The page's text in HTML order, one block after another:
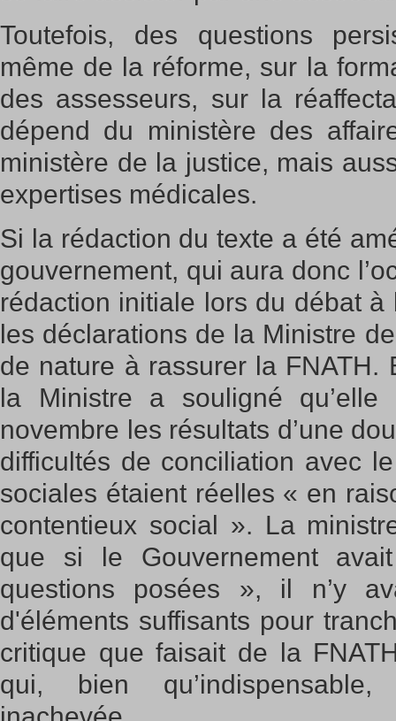
Toutefois, des questions
même de la réforme, sur la
des assesseurs, sur la
dépend du ministère des
ministère de la justice, mais
expertises médicales.
Si la rédaction du texte a été
gouvernement, qui aura donc
rédaction initiale lors du débat à
les déclarations de la Ministre
de nature à rassurer la FNATH.
la Ministre a souligné
novembre les résultats d’une
difficultés de conciliation avec
sociales étaient réelles « en
contentieux social ». La
que si le Gouvernement
questions posées », il n’y
d'éléments suffisants pour
critique que faisait de la
qui, bien